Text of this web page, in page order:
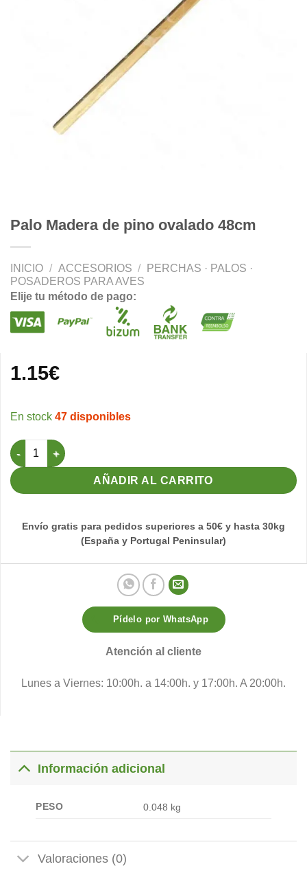
Palo Madera de pino ovalado 48cm
INICIO / ACCESORIOS /
PERCHAS · PALOS ·
POSADEROS PARA AVES
Elije tu método de pago:
1.15€
47 disponibles
Palo Madera de pino ovalado 48cm cantidad
AÑADIR AL CARRITO
Envío gratis para pedidos superiores a 50€ y hasta 30kg
(España y Portugal Peninsular)
Pídelo por WhatsApp
Atención al cliente
Lunes a Viernes: 10:00h. a 14:00h. y 17:00h. A 20:00h.
Información adicional
PESO 0.048 kg
Valoraciones (0)